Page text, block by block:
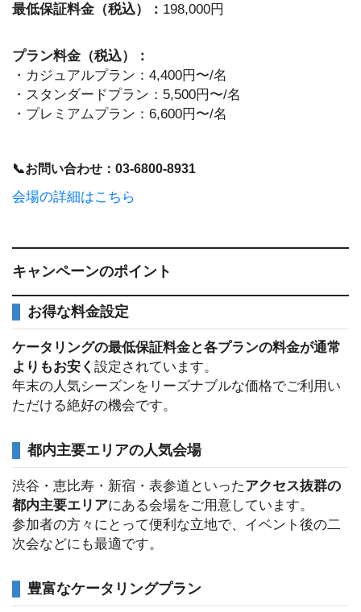
最低保証料金（税込）： 198,000円
プラン料金（税込）：
・カジュアルプラン：4,400円〜/名
・スタンダードプラン：5,500円〜/名
・プレミアムプラン：6,600円〜/名
📞お問い合わせ：03-6800-8931
会場の詳細はこちら
キャンペーンのポイント
お得な料金設定
ケータリングの最低保証料金と各プランの料金が通常
よりもお安く 設定されています。
年末の人気シーズンをリーズナブルな価格でご利用い
ただける絶好の機会です。
都内主要エリアの人気会場
渋谷・恵比寿・新宿・表参道といったアクセス抜群の
都内主要エリアにある会場をご用意しています。
参加者の方々にとって便利な立地で、イベント後の二
次会などにも最適です。
豊富なケータリングプラン